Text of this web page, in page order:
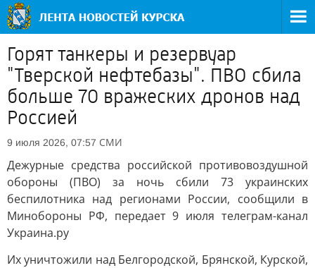
Горят танкеры и резервуар
"Тверской нефтебазы". ПВО сбила
больше 70 вражеских дронов над
Россией
9 июля 2026, 07:57 СМИ
Дежурные средства российской противовоздушной
обороны (ПВО) за ночь сбили 73 украинских
беспилотника над регионами России, сообщили в
Минобороны РФ, передает 9 июля телеграм-канал
Украина.ру
Их уничтожили над Белгородской, Брянской, Курской,